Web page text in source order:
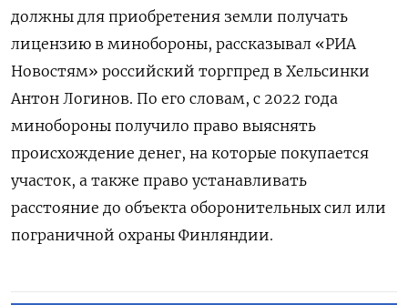
должны для приобретения земли получать
лицензию в минобороны, рассказывал «РИА
Новостям» российский торгпред в Хельсинки
Антон Логинов. По его словам, с 2022 года
минобороны получило право выяснять
происхождение денег, на которые покупается
участок, а также право устанавливать
расстояние до объекта оборонительных сил или
пограничной охраны Финляндии.